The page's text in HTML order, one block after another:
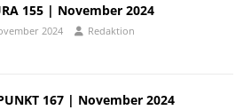
155 | November 2024
2024 Redaktion
167 | November 2024